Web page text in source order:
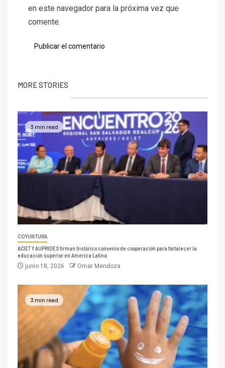
en este navegador para la próxima vez que
comente.
MORE STORIES
3 min read
COYUNTURA
ACIET Y AUPRIDES firman histórico convenio de cooperación para fortalecer la
educación superior en América Latina
junio 18, 2026 Omar Mendoza
3 min read